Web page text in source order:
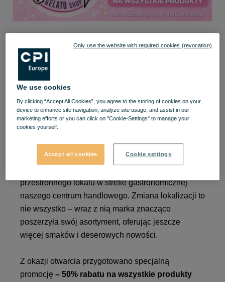
Nowe miejsce, nowe
smaki! Wielkie otwarcie
Gelato Shop już 31
stycznia
Miłośnicy słodkich przyjemności mają powód do
przestronnego lokalu w strefie gastronomicznej
naszego centrum handlowego. Zmiana lokalizacji to
nie wszystko – wraz z nią marka znacząco
poszerzyła swój asortyment, oferując jeszcze
więcej smaków i deserowych nowości.
Z okazji otwarcia przygotowano specjalną
promocję – 50% rabatu na wszystkie produkty
We use cookies
By clicking “Accept All Cookies”, you agree to the storing of cookies on your
device to enhance site navigation, analyze site usage, and assist in our
marketing efforts or you can click on "Cookie-Settings" to manage your
cookies yourself.
Accept all cookies Cookie settings
Only use the website with required cookies (revocation)